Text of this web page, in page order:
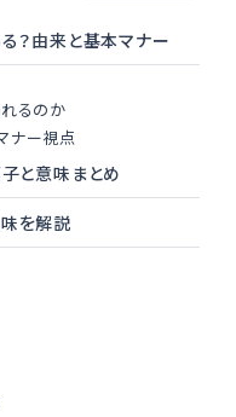
究室
よくある質問
？由来と基本マナー
るのか
ナー視点
と意味まとめ
を解説